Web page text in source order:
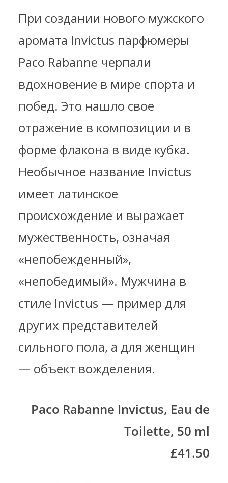
При создании нового мужского
аромата Invictus парфюмеры
Paco Rabanne черпали
вдохновение в мире спорта и
побед. Это нашло свое
отражение в композиции и в
форме флакона в виде кубка.
Необычное название Invictus
имеет латинское
происхождение и выражает
мужественность, означая
«непобежденный»,
«непобедимый». Мужчина в
стиле Invictus — пример для
других представителей
сильного пола, а для женщин
— объект вожделения.
Paco Rabanne Invictus, Eau de
Toilette, 50 ml
£41.50